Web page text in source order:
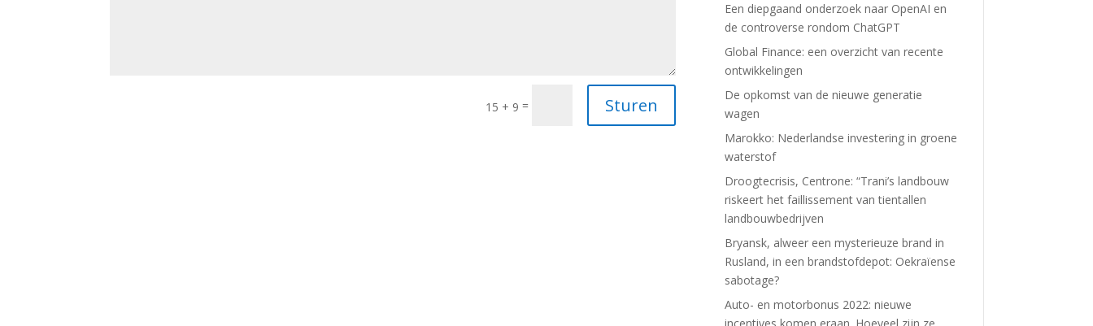
15 + 9 = Sturen
Een diepgaand onderzoek naar OpenAI en
de controverse rondom ChatGPT
Global Finance: een overzicht van recente
ontwikkelingen
De opkomst van de nieuwe generatie
wagen
Marokko: Nederlandse investering in groene
waterstof
Droogtecrisis, Centrone: “Trani’s landbouw
riskeert het faillissement van tientallen
landbouwbedrijven
Bryansk, alweer een mysterieuze brand in
Rusland, in een brandstofdepot: Oekraïense
sabotage?
Auto- en motorbonus 2022: nieuwe